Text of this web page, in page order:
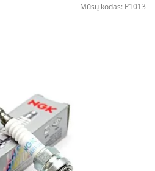
Mūsų kodas: P1013